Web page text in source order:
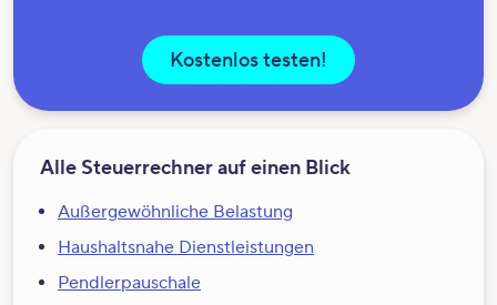
Kostenlos testen!
Alle Steuerrechner auf einen Blick
Außergewöhnliche Belastung
Haushaltsnahe Dienstleistungen
Pendlerpauschale